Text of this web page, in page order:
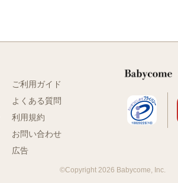
ご利用ガイド
よくある質問
利用規約
お問い合わせ
広告
©Copyright 2026 Babycome, Inc.